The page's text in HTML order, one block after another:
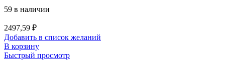
59 в наличии
2497,59 ₽
Добавить в список желаний
В корзину
Быстрый просмотр